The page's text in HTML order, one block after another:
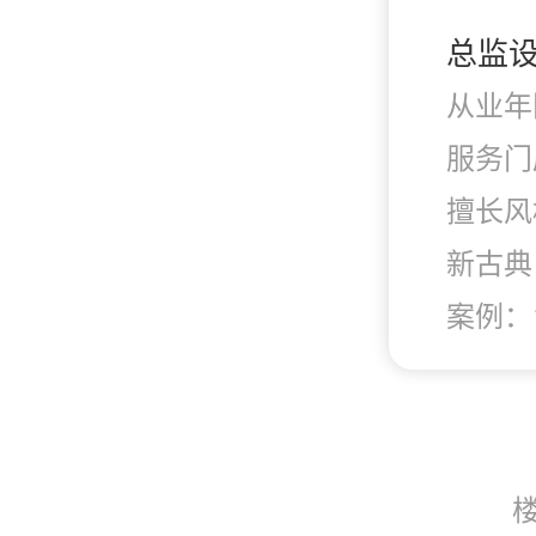
总监
从业
服务
擅长
新古典
案例